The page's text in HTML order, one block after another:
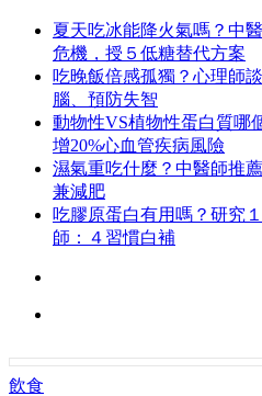
夏天吃冰能降火氣嗎？中
危機，授５低糖替代方案
吃晚飯倍感孤獨？心理師
腦、預防失智
動物性VS植物性蛋白質哪
增20%心血管疾病風險
濕氣重吃什麼？中醫師推
兼減肥
吃膠原蛋白有用嗎？研究
師：４習慣白補
飲食